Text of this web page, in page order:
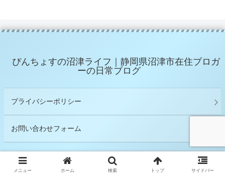
ぴんちょすの沼津ライフ｜静岡県沼津市在住ブロガ
ーの日常ブログ
プライバシーポリシー
お問い合わせフォーム
© 2019 ぴんちょす.
メニュー ホーム 検索 トップ サイドバー